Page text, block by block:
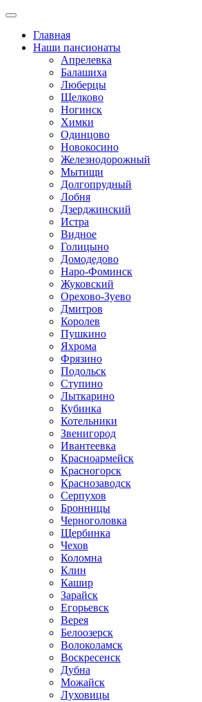
Главная
Наши пансионаты
Апрелевка
Балашиха
Люберцы
Щелково
Ногинск
Химки
Одинцово
Новокосино
Железнодорожный
Мытищи
Долгопрудный
Лобня
Дзерджинский
Истра
Видное
Голицыно
Домодедово
Наро-Фоминск
Жуковский
Орехово-Зуево
Дмитров
Королев
Пушкино
Яхрома
Фрязино
Подольск
Ступино
Лыткарино
Кубинка
Котельники
Звенигород
Ивантеевка
Красноармейск
Красногорск
Краснозаводск
Серпухов
Бронницы
Черноголовка
Щербинка
Чехов
Коломна
Клин
Кашир
Зарайск
Егорьевск
Верея
Белоозерск
Волоколамск
Воскресенск
Дубна
Можайск
Луховицы